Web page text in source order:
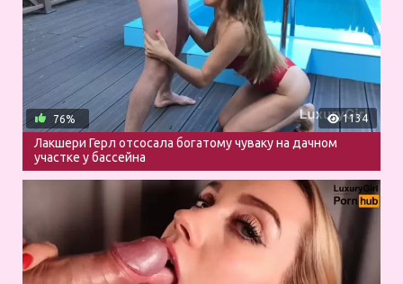
1134
76%
Лакшери Герл отсосала богатому чуваку на дачном
участке у бассейна